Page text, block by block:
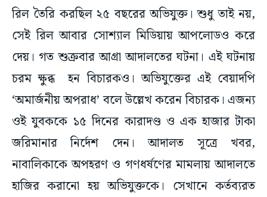
রিল তৈরি করছিল ২৫ বছরের অভিযুক্ত। শুধু তাই নয়,
সেই রিল আবার সোশ্যাল মিডিয়ায় আপলোডও করে
দেয়। গত শুক্রবার আগ্রা আদালতের ঘটনা। এই ঘটনায়
চরম ক্ষুব্ধ হন বিচারকও। অভিযুক্তের এই বেয়াদপি
‘অমার্জনীয় অপরাধ’ বলে উল্লেখ করেন বিচারক। এজন্য
ওই যুবককে ১৫ দিনের কারাদণ্ড ও এক হাজার টাকা
জরিমানার নির্দেশ দেন। আদালত সূত্রে খবর,
নাবালিকাকে অপহরণ ও গণধর্ষণের মামলায় আদালতে
হাজির করানো হয় অভিযুক্তকে। সেখানে কর্তব্যরত